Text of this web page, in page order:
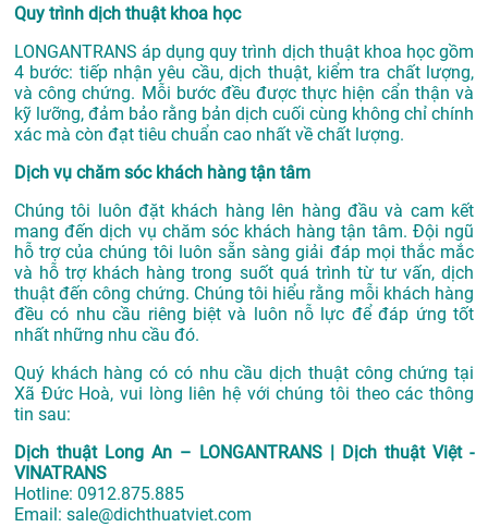
Quy trình dịch thuật khoa học
LONGANTRANS áp dụng quy trình dịch thuật khoa học gồm
4 bước: tiếp nhận yêu cầu, dịch thuật, kiểm tra chất lượng,
và công chứng. Mỗi bước đều được thực hiện cẩn thận và
kỹ lưỡng, đảm bảo rằng bản dịch cuối cùng không chỉ chính
xác mà còn đạt tiêu chuẩn cao nhất về chất lượng.
Dịch vụ chăm sóc khách hàng tận tâm
Chúng tôi luôn đặt khách hàng lên hàng đầu và cam kết
mang đến dịch vụ chăm sóc khách hàng tận tâm. Đội ngũ
hỗ trợ của chúng tôi luôn sẵn sàng giải đáp mọi thắc mắc
và hỗ trợ khách hàng trong suốt quá trình từ tư vấn, dịch
thuật đến công chứng. Chúng tôi hiểu rằng mỗi khách hàng
đều có nhu cầu riêng biệt và luôn nỗ lực để đáp ứng tốt
nhất những nhu cầu đó.
Quý khách hàng có có nhu cầu dịch thuật công chứng tại
Xã Đức Hoà, vui lòng liên hệ với chúng tôi theo các thông
tin sau:
Dịch thuật Long An – LONGANTRANS | Dịch thuật Việt -
VINATRANS
Hotline: 0912.875.885
Email: sale@dichthuatviet.com